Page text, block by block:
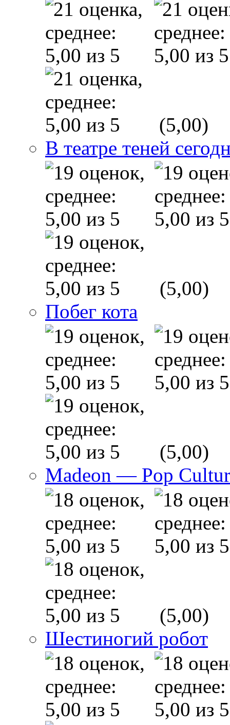
(5,00)
В театре теней
(5,00)
Побег кота
(5,00)
Madeon — Pop
(5,00)
Шестиногий робот